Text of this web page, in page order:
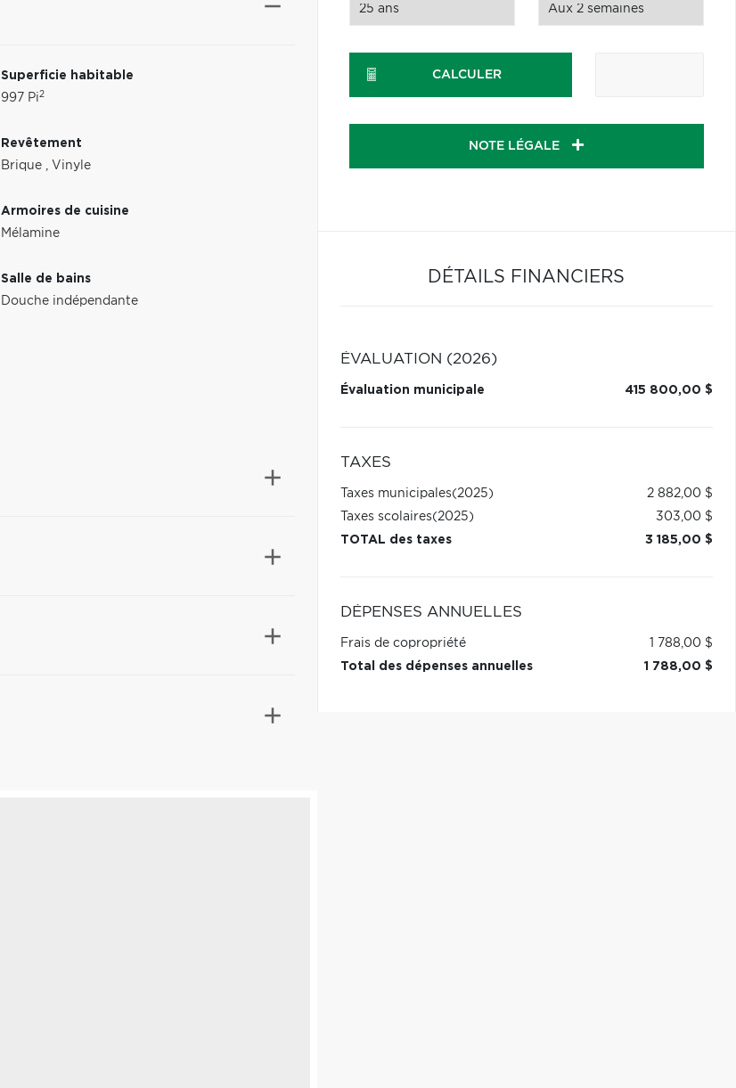
Superficie habitable
997 Pi2
Revêtement
Brique , Vinyle
Armoires de cuisine
Mélamine
Salle de bains
Douche indépendante
CALCULER
NOTE LÉGALE
DÉTAILS FINANCIERS
ÉVALUATION (2026)
Évaluation municipale 415 800,00 $
TAXES
Taxes municipales(2025)
2 882,00 $
Taxes scolaires(2025)
303,00 $
TOTAL des taxes
3 185,00 $
DÉPENSES ANNUELLES
Frais de copropriété
1 788,00 $
Total des dépenses annuelles
1 788,00 $